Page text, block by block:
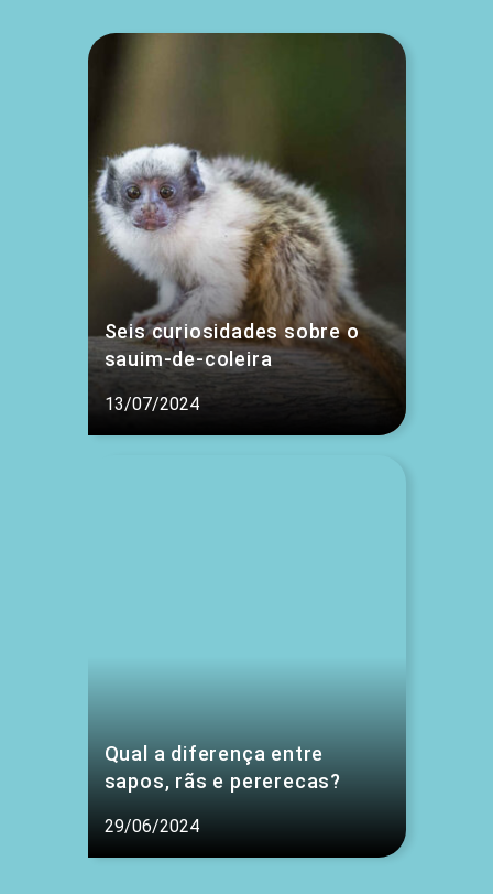
Seis curiosidades sobre o
sauim-de-coleira
13/07/2024
Qual a diferença entre
sapos, rãs e pererecas?
29/06/2024